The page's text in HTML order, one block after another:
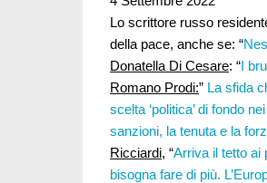
Lo scrittore russo
della pace, anche se: “
Donatella Di Cesare: “I
Romano Prodi:” La sfida
scelta ‘politica’ di fondo
sanzioni, la tenuta e la
Ricciardi, “Arriva il tetto ai
bisogna fare di più.